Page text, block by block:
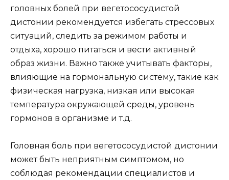
головных болей при вегетососудистой
дистонии рекомендуется избегать стрессовых
ситуаций, следить за режимом работы и
отдыха, хорошо питаться и вести активный
образ жизни. Важно также учитывать факторы,
влияющие на гормональную систему, такие как
физическая нагрузка, низкая или высокая
температура окружающей среды, уровень
гормонов в организме и т.д.
Головная боль при вегетососудистой дистонии
может быть неприятным симптомом, но
соблюдая рекомендации специалистов и